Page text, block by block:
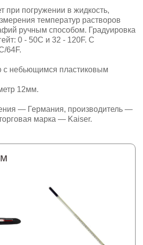
при погружении в жидкость,
температур растворов
ручным способом. Градуировка
0 - 50C и 32 - 120F. С
64F.
с небьющимся пластиковым
12мм.
— Германия, производитель —
марка — Kaiser.